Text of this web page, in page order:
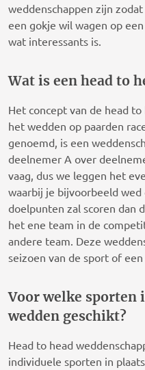
weddenschappen zijn
een gokje wil wagen op
wat interessants is.
Wat is een head to
Het concept van de head
het wedden op paarden
genoemd, is een
deelnemer A over
vaag, dus we leggen het
waarbij je bijvoorbeeld
doelpunten zal scoren dan
het ene team in de
andere team. Deze
seizoen van de sport of
Voor welke sporten
wedden geschikt?
Head to head
individuele sporten in